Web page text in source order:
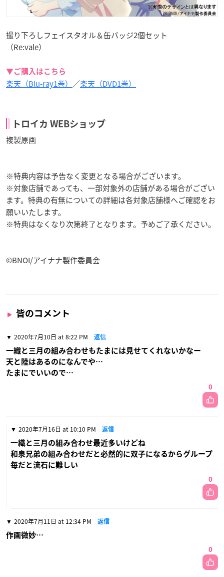
撮り下ろしフェイスタオル＆缶バッジ2個セット
（Re:vale）
▼ご購入はこちら
楽天（Blu-ray1巻） ／楽天（DVD1巻）
トロイカ WEBショップ
複製原画
※特典内容は予告なく変更となる場合がございます。
※対象店舗であっても、一部対象外の店舗がある場合がござい
ます。特典の有無についての詳細は各対象店舗様へご確認をお
願いいたします。
※特典はなくなり次第終了となります。予めご了承ください。
©BNOI/アイナナ製作委員会
皆のコメント
2020年7月10日 at 8:22 PM 返信
一織と三月の組み合わせもたまには見せてくれないかなー
天と陸はあるのになんでや…
たまにでいいので…
0
2020年7月16日 at 10:10 PM 返信
一織と三月の組み合わせ最近多いけどね
和泉兄弟の組み合わせだと必然的に双子になるからグループ
毎だと流石に難しい
0
2020年7月11日 at 12:34 PM 返信
作画微妙…
0